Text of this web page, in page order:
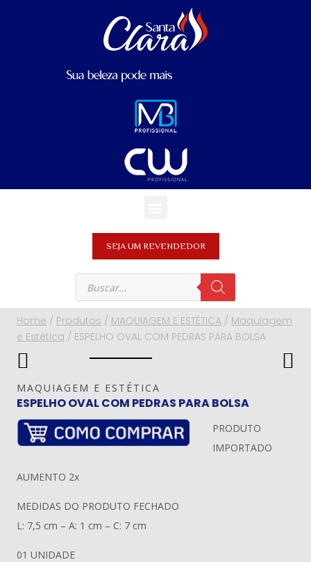
SEJA UM REVENDEDOR
Home / Produtos / MAQUIAGEM E ESTÉTICA / Maquiagem
e Estética / ESPELHO OVAL COM PEDRAS PARA BOLSA
MAQUIAGEM E ESTÉTICA
ESPELHO OVAL COM PEDRAS PARA BOLSA
PRODUTO
IMPORTADO
AUMENTO 2x
MEDIDAS DO PRODUTO FECHADO
L: 7,5 cm – A: 1 cm – C: 7 cm
01 UNIDADE